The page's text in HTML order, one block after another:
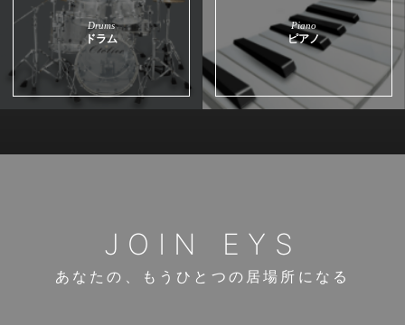
Drums
ドラム
Piano
ピアノ
JOIN EYS
あなたの、もうひとつの居場所になる